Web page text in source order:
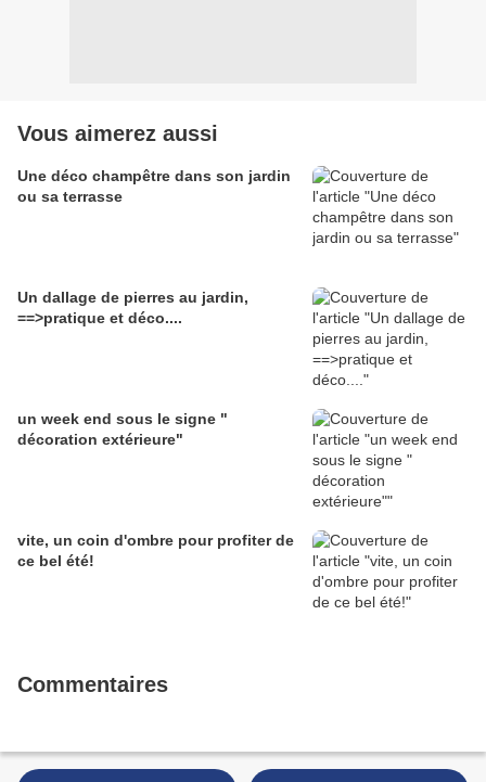
Vous aimerez aussi
Une déco champêtre dans son jardin
ou sa terrasse
Un dallage de pierres au jardin,
==>pratique et déco....
un week end sous le signe "
décoration extérieure"
vite, un coin d'ombre pour profiter de
ce bel été!
Commentaires